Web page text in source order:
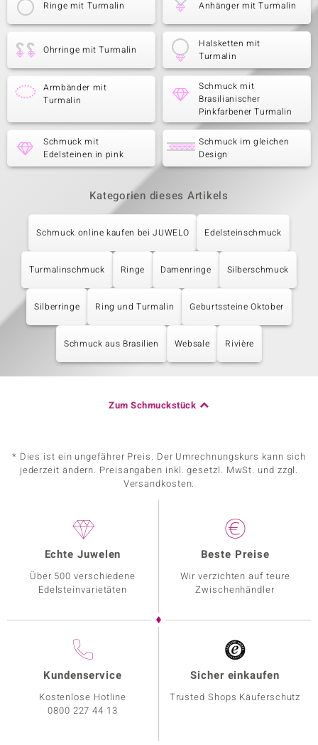
Ringe mit Turmalin Anhänger mit Turmalin
Ohrringe mit Turmalin
Halsketten mit
Turmalin
Armbänder mit
Turmalin
Schmuck mit
Brasilianischer
Pinkfarbener Turmalin
Schmuck mit
Edelsteinen in pink
Schmuck im gleichen
Design
Kategorien dieses Artikels
Schmuck online kaufen bei JUWELO Edelsteinschmuck
Turmalinschmuck Ringe Damenringe Silberschmuck
Silberringe Ring und Turmalin Geburtssteine Oktober
Schmuck aus Brasilien Websale Rivière
Zum Schmuckstück
* Dies ist ein ungefährer Preis. Der Umrechnungskurs kann sich
jederzeit ändern. Preisangaben inkl. gesetzl. MwSt. und zzgl.
Versandkosten.
Echte Juwelen
Über 500 verschiedene
Edelsteinvarietäten
Beste Preise
Wir verzichten auf teure
Zwischenhändler
Kundenservice
Kostenlose Hotline
0800 227 44 13
Sicher einkaufen
Trusted Shops Käuferschutz